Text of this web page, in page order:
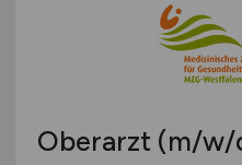
Oberarzt (m/w/